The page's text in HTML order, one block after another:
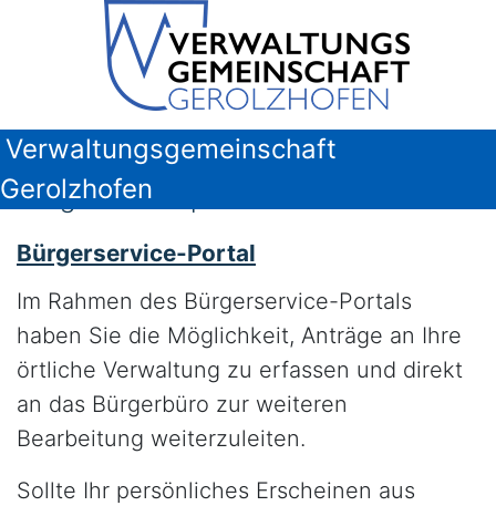
Verwaltungsgemeinschaft
Gerolzhofen
Bürgerserviceportal
Bürgerservice-Portal
Im Rahmen des Bürgerservice-Portals
haben Sie die Möglichkeit, Anträge an Ihre
örtliche Verwaltung zu erfassen und direkt
an das Bürgerbüro zur weiteren
Bearbeitung weiterzuleiten.
Sollte Ihr persönliches Erscheinen aus